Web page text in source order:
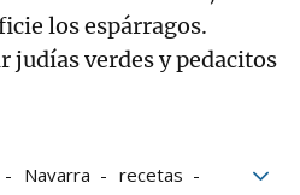
los espárragos.
judías verdes y pedacitos
Navarra
recetas